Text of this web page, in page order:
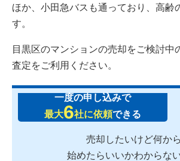
ほか、小田急バスも通っており、高齢
す。
目黒区のマンションの売却をご検討中
査定をご利用ください。
一度の申し込みで
最大6社に依頼できる
売却したいけど何から
始めたらいいかわからな